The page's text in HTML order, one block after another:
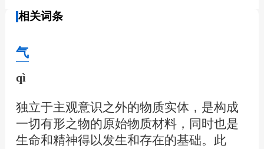
相关词条
气
qì
独立于主观意识之外的物质实体，是构成
一切有形之物的原始物质材料，同时也是
生命和精神得以发生和存在的基础。此